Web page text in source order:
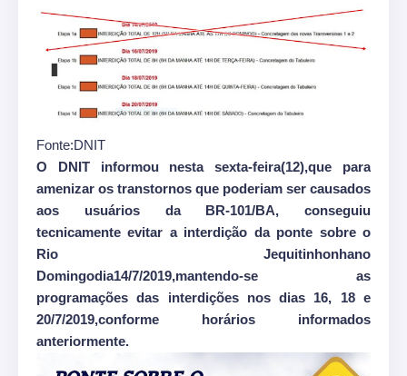
Fonte:DNIT
O DNIT informou nesta sexta-feira(12),que para
amenizar os transtornos que poderiam ser causados
aos usuários da BR-101/BA, conseguiu
tecnicamente evitar a interdição da ponte sobre o
Rio Jequitinhonhano
Domingodia14/7/2019,mantendo-se as
programações das interdições nos dias 16, 18 e
20/7/2019,conforme horários informados
anteriormente.